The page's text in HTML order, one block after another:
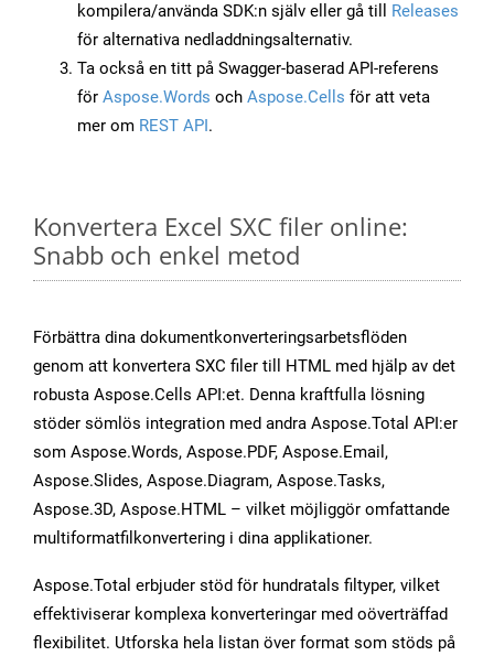
kompilera/använda SDK:n själv eller gå till Releases
för alternativa nedladdningsalternativ.
Ta också en titt på Swagger-baserad API-referens
för Aspose.Words och Aspose.Cells för att veta
mer om REST API.
Konvertera Excel SXC filer online:
Snabb och enkel metod
Förbättra dina dokumentkonverteringsarbetsflöden
genom att konvertera SXC filer till HTML med hjälp av det
robusta Aspose.Cells API:et. Denna kraftfulla lösning
stöder sömlös integration med andra Aspose.Total API:er
som Aspose.Words, Aspose.PDF, Aspose.Email,
Aspose.Slides, Aspose.Diagram, Aspose.Tasks,
Aspose.3D, Aspose.HTML – vilket möjliggör omfattande
multiformatfilkonvertering i dina applikationer.
Aspose.Total erbjuder stöd för hundratals filtyper, vilket
effektiviserar komplexa konverteringar med oöverträffad
flexibilitet. Utforska hela listan över format som stöds på